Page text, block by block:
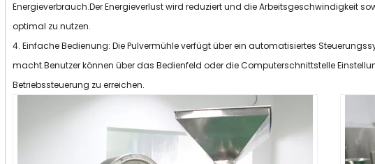
Energieverbrauch.Der Energieverlust wird reduziert und die Arbeitsgeschwindigkeit
optimal zu nutzen.
4. Einfache Bedienung: Die Pulvermühle verfügt über ein automatisiertes
macht.Benutzer können über das Bedienfeld oder die Computerschnittstelle
Betriebssteuerung zu erreichen.